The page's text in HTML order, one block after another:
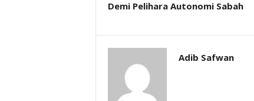
Demi Pelihara Autonomi Sabah
Adib Safwan